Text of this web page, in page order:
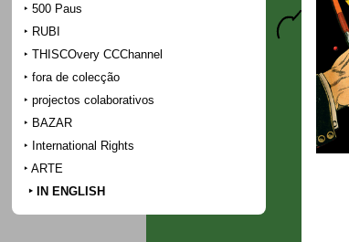
500 Paus
RUBI
THISCOvery CCChannel
fora de colecção
projectos colaborativos
BAZAR
International Rights
ARTE
IN ENGLISH